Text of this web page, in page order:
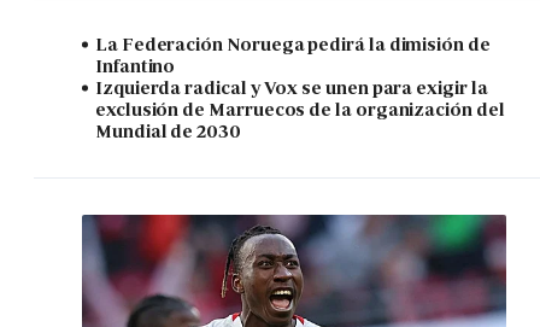
La Federación Noruega pedirá la dimisión de
Infantino
Izquierda radical y Vox se unen para exigir la
exclusión de Marruecos de la organización del
Mundial de 2030